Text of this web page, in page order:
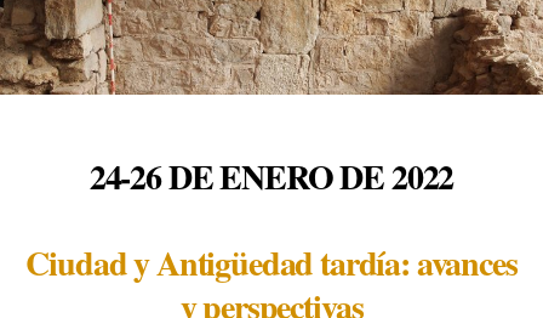
24-26 DE ENERO DE 2022
Ciudad y Antigüedad tardía: avances
y perspectivas